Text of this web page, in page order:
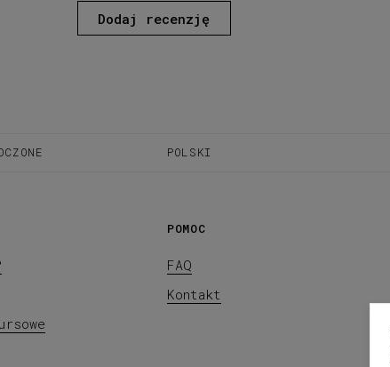
Dodaj recenzję
POLSKI
POMOC
FAQ
Kontakt